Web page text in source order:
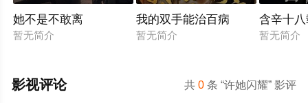
她不是不敢离
暂无简介
我的双手能治百病
暂无简介
含辛十
暂无简介
共0 条 “许她闪耀” 影评
影视评论